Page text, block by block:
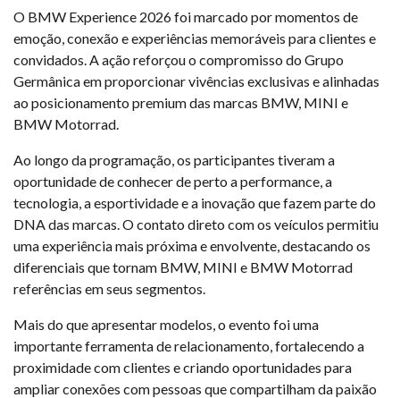
O BMW Experience 2026 foi marcado por momentos de
emoção, conexão e experiências memoráveis para clientes e
convidados. A ação reforçou o compromisso do Grupo
Germânica em proporcionar vivências exclusivas e alinhadas
ao posicionamento premium das marcas BMW, MINI e
BMW Motorrad.
Ao longo da programação, os participantes tiveram a
oportunidade de conhecer de perto a performance, a
tecnologia, a esportividade e a inovação que fazem parte do
DNA das marcas. O contato direto com os veículos permitiu
uma experiência mais próxima e envolvente, destacando os
diferenciais que tornam BMW, MINI e BMW Motorrad
referências em seus segmentos.
Mais do que apresentar modelos, o evento foi uma
importante ferramenta de relacionamento, fortalecendo a
proximidade com clientes e criando oportunidades para
ampliar conexões com pessoas que compartilham da paixão